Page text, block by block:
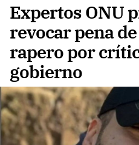
Expertos ONU
revocar pena
rapero por
gobierno